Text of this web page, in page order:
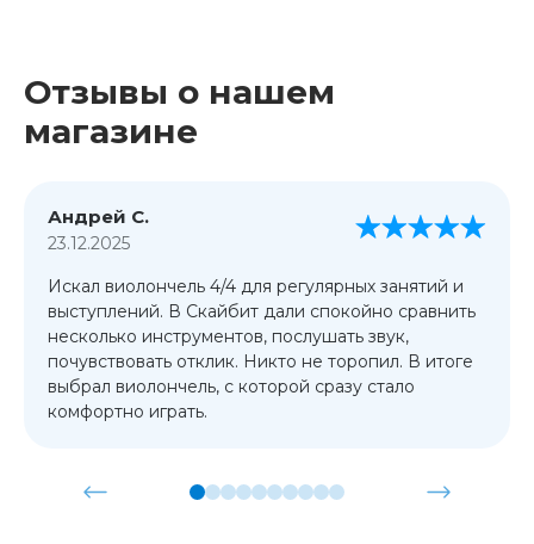
Отзывы о нашем
магазине
Андрей С.
23.12.2025
Искал виолончель 4/4 для регулярных занятий и
выступлений. В Скайбит дали спокойно сравнить
несколько инструментов, послушать звук,
почувствовать отклик. Никто не торопил. В итоге
выбрал виолончель, с которой сразу стало
комфортно играть.